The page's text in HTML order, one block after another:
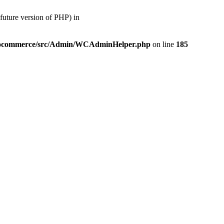
version of PHP) in
src/Admin/WCAdminHelper.php on line 185